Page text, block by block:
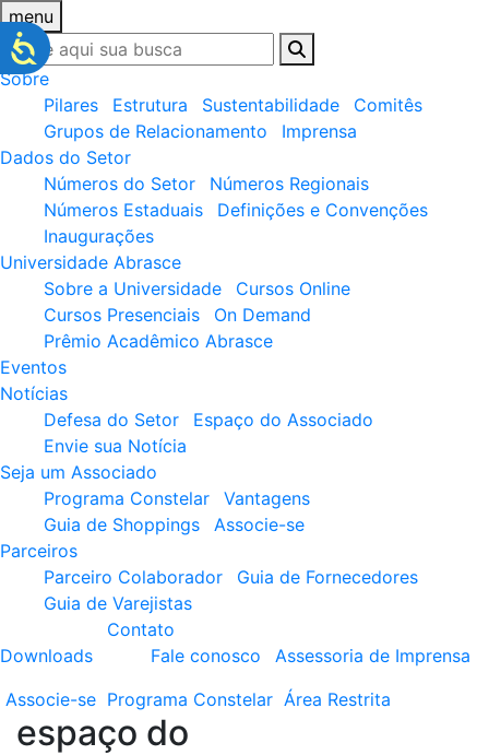
menu
Sobre
Pilares
Estrutura Sustentabilidade
Comitês
Grupos de Relacionamento
Imprensa
Dados do Setor
Números do Setor
Números Regionais
Números Estaduais
Definições e Convenções
Inaugurações
Universidade Abrasce
Sobre a Universidade
Cursos Online
Cursos Presenciais
On Demand
Prêmio Acadêmico Abrasce
Eventos
Notícias
Defesa do Setor
Espaço do Associado
Envie sua Notícia
Seja um Associado
Programa Constelar
Vantagens
Guia de Shoppings
Associe-se
Parceiros
Parceiro Colaborador
Guia de Fornecedores
Guia de Varejistas
Downloads
Contato
Fale conosco
Assessoria de Imprensa
Associe-se Programa Constelar Área Restrita
espaço do